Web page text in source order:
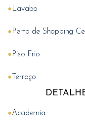
• Lavabo
• Perto de Shopping
• Piso Frio
• Terraço
•Academia